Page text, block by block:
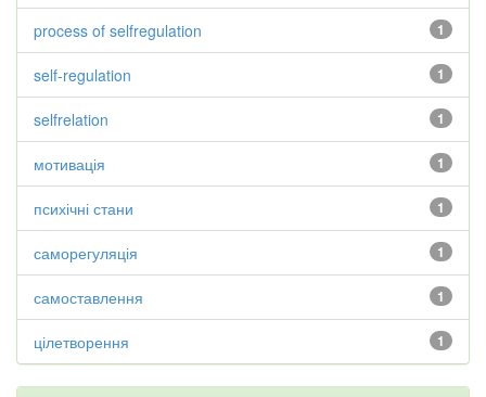
1
process of selfregulation
1
self-regulation
1
selfrelation
1
мотивація
1
психічні стани
1
саморегуляція
1
самоставлення
1
цілетворення